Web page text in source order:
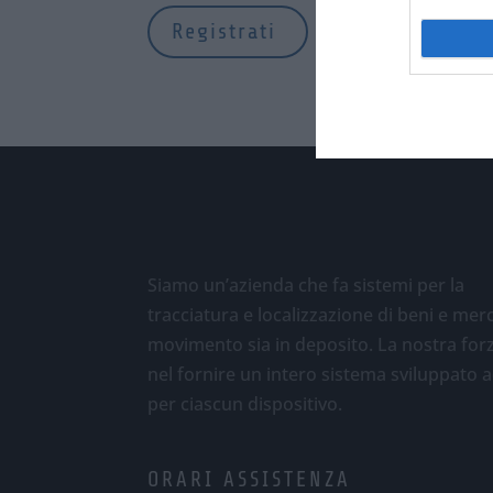
Siamo un’azienda che fa sistemi per la
tracciatura e localizzazione di beni e
movimento sia in deposito. La nostra
nel fornire un intero sistema sviluppato
per ciascun dispositivo.
ORARI ASSISTENZA